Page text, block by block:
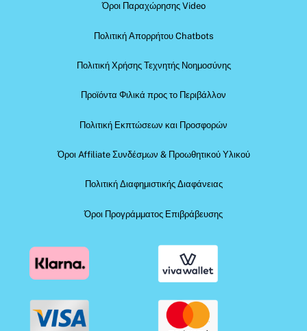
Όροι Παραχώρησης Video
Πολιτική Απορρήτου Chatbots
Πολιτική Χρήσης Τεχνητής Νοημοσύνης
Προϊόντα Φιλικά προς το Περιβάλλον
Πολιτική Εκπτώσεων και Προσφορών
Όροι Affiliate Συνδέσμων & Προωθητικού Υλικού
Πολιτική Διαφημιστικής Διαφάνειας
Όροι Προγράμματος Επιβράβευσης